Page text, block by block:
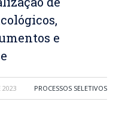
e
2023 PROCESSOS SELETIVOS